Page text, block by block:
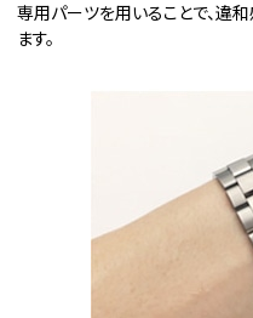
専用パーツを用いることで、違
ます。